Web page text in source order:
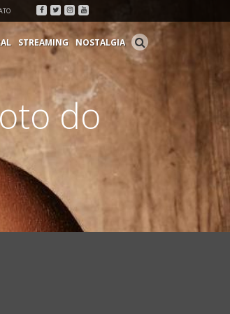
Facebook
Twitter
Instagram
Youtube
STREAMING NOSTALGIA
do